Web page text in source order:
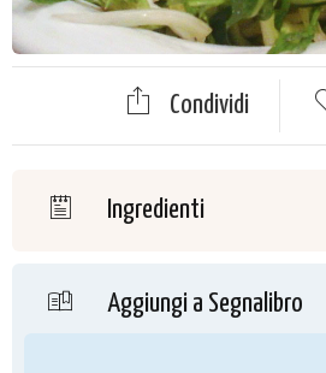
Condividi
Ingredienti
Aggiungi a Segnalibro